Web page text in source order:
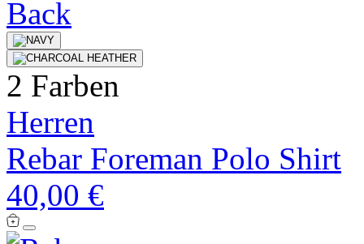
2 Farben
Herren
Rebar Foreman Polo Shirt
40,00 €